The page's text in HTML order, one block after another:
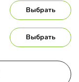
Выбрать
Выбрать